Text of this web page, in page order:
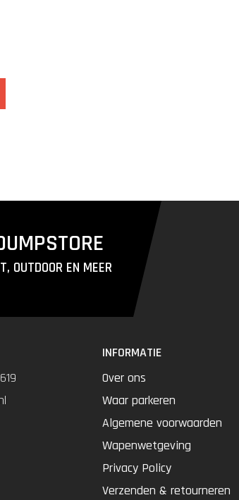
OUTDOOR EN MEER
INFORMATIE
Over ons
Waar parkeren
Algemene voorwaarden
Wapenwetgeving
Privacy Policy
Verzenden & retourneren